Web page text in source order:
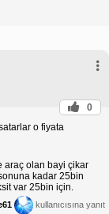
0
o fiyata
araç olan bayi çikar
kadar 25bin
var 25bin için.
kullanıcısına yanıt